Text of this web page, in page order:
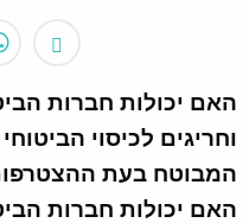
האם יכולות חברות
וחריגים לכיסוי
המבוטח בעת
האם יכולות חברות